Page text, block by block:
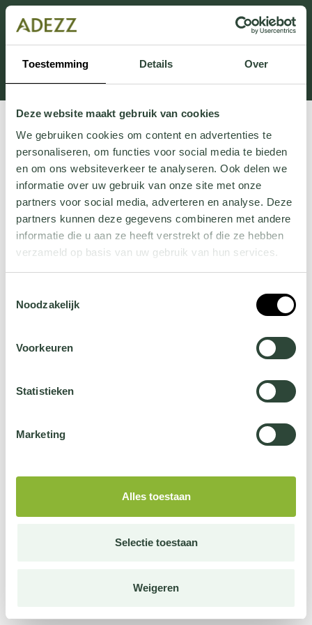
Toestemming Details Over
Deze website maakt gebruik van cookies
We gebruiken cookies om content en advertenties te
personaliseren, om functies voor social media te bieden
en om ons websiteverkeer te analyseren. Ook delen we
informatie over uw gebruik van onze site met onze
partners voor social media, adverteren en analyse. Deze
partners kunnen deze gegevens combineren met andere
informatie die u aan ze heeft verstrekt of die ze hebben
verzameld op basis van uw gebruik van hun services.
jehier.
Noodzakelijk
Voorkeuren
Statistieken
Marketing
Alles toestaan
Selectie toestaan
Weigeren
This section is currently under maintenance.
If you are missing information, you can call us at +31
413 745 423 or email us at